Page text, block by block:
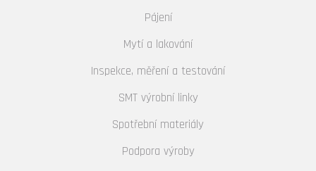
Pájení
Mytí a lakování
Inspekce, měření a testování
SMT výrobní linky
Spotřební materiály
Podpora výroby